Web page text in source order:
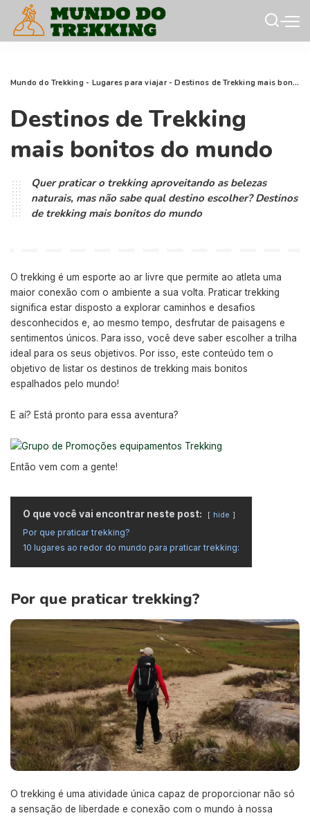
Mundo do Trekking - Lugares para viajar-Destinos de Trekking mais bonitos do mundo
Destinos de Trekking
mais bonitos do mundo
Quer praticar o trekking aproveitando as belezas
naturais, mas não sabe qual destino escolher? Destinos
de trekking mais bonitos do mundo
O trekking é um esporte ao ar livre que permite ao atleta uma
maior conexão com o ambiente a sua volta. Praticar trekking
significa estar disposto a explorar caminhos e desafios
desconhecidos e, ao mesmo tempo, desfrutar de paisagens e
sentimentos únicos. Para isso, você deve saber escolher a trilha
ideal para os seus objetivos. Por isso, este conteúdo tem o
objetivo de listar os destinos de trekking mais bonitos
espalhados pelo mundo!
E aí? Está pronto para essa aventura?
Então vem com a gente!
O que você vai encontrar neste post: hide
Por que praticar trekking?
10 lugares ao redor do mundo para praticar trekking:
Por que praticar trekking?
O trekking é uma atividade única capaz de proporcionar não só
a sensação de liberdade e conexão com o mundo à nossa